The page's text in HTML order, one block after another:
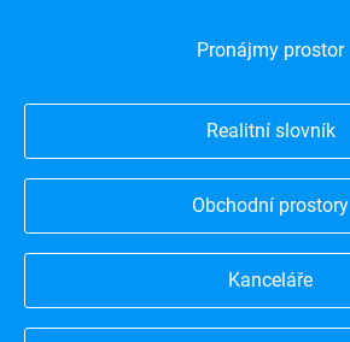
Pronájmy prostor
Realitní slovník
Obchodní prostory
Kanceláře